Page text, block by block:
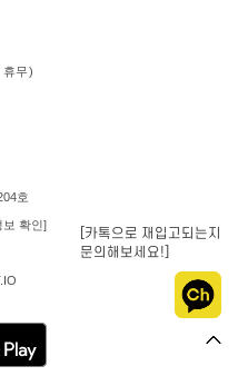
무)
호
보 확인]
[카톡으로 재입고되는지
문의해보세요!]